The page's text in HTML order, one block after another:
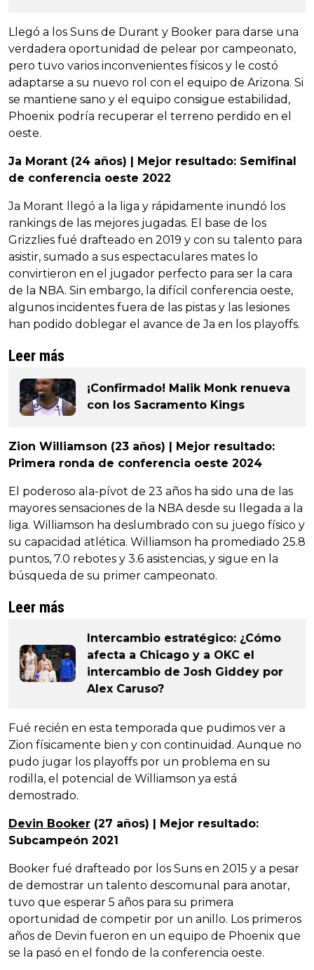
Llegó a los Suns de Durant y Booker para darse una
verdadera oportunidad de pelear por campeonato,
pero tuvo varios inconvenientes físicos y le costó
adaptarse a su nuevo rol con el equipo de Arizona. Si
se mantiene sano y el equipo consigue estabilidad,
Phoenix podría recuperar el terreno perdido en el
oeste.
Ja Morant (24 años) | Mejor resultado: Semifinal
de conferencia oeste 2022
Ja Morant llegó a la liga y rápidamente inundó los
rankings de las mejores jugadas. El base de los
Grizzlies fué drafteado en 2019 y con su talento para
asistir, sumado a sus espectaculares mates lo
convirtieron en el jugador perfecto para ser la cara
de la NBA. Sin embargo, la difícil conferencia oeste,
algunos incidentes fuera de las pistas y las lesiones
han podido doblegar el avance de Ja en los playoffs.
Leer más
¡Confirmado! Malik Monk renueva
con los Sacramento Kings
Zion Williamson (23 años) | Mejor resultado:
Primera ronda de conferencia oeste 2024
El poderoso ala-pívot de 23 años ha sido una de las
mayores sensaciones de la NBA desde su llegada a la
liga. Williamson ha deslumbrado con su juego físico y
su capacidad atlética. Williamson ha promediado 25.8
puntos, 7.0 rebotes y 3.6 asistencias, y sigue en la
búsqueda de su primer campeonato.
Leer más
Intercambio estratégico: ¿Cómo
afecta a Chicago y a OKC el
intercambio de Josh Giddey por
Alex Caruso?
Fué recién en esta temporada que pudimos ver a
Zion físicamente bien y con continuidad. Aunque no
pudo jugar los playoffs por un problema en su
rodilla, el potencial de Williamson ya está
demostrado.
Devin Booker (27 años) | Mejor resultado:
Subcampeón 2021
Booker fué drafteado por los Suns en 2015 y a pesar
de demostrar un talento descomunal para anotar,
tuvo que esperar 5 años para su primera
oportunidad de competir por un anillo. Los primeros
años de Devin fueron en un equipo de Phoenix que
se la pasó en el fondo de la conferencia oeste.